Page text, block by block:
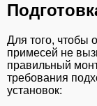
Для того, чтобы
примесей не
правильный
требования
установок: